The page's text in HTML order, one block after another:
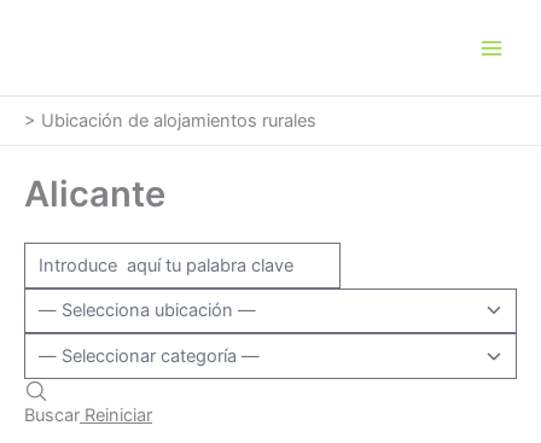
> Ubicación de alojamientos rurales
Alicante
Buscar Reiniciar